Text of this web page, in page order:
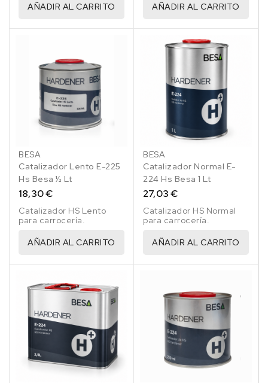
AÑADIR AL CARRITO AÑADIR AL CARRITO
BESA
Catalizador Lento E-225
Hs Besa ½ Lt
18,30 €
Catalizador HS Lento
para carrocería.
AÑADIR AL CARRITO
BESA
Catalizador Normal E-
224 Hs Besa 1 Lt
27,03 €
Catalizador HS Normal
para carrocería.
AÑADIR AL CARRITO